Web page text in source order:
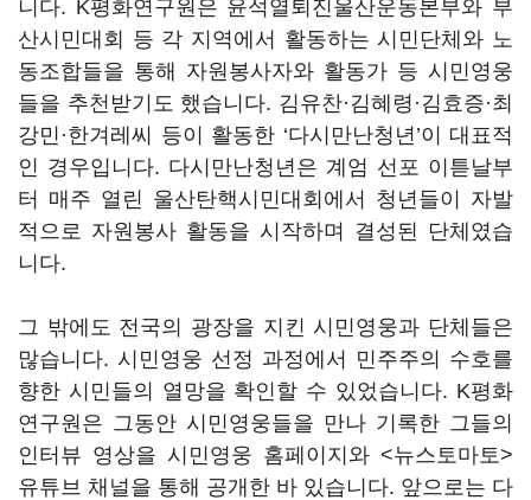
니다. K평화연구원은 윤석열퇴진울산운동본부와 부
산시민대회 등 각 지역에서 활동하는 시민단체와 노
동조합들을 통해 자원봉사자와 활동가 등 시민영웅
들을 추천받기도 했습니다. 김유찬·김혜령·김효증·최
강민·한겨레씨 등이 활동한 ‘다시만난청년’이 대표적
인 경우입니다. 다시만난청년은 계엄 선포 이튿날부
터 매주 열린 울산탄핵시민대회에서 청년들이 자발
적으로 자원봉사 활동을 시작하며 결성된 단체였습
니다.
그 밖에도 전국의 광장을 지킨 시민영웅과 단체들은
많습니다. 시민영웅 선정 과정에서 민주주의 수호를
향한 시민들의 열망을 확인할 수 있었습니다. K평화
연구원은 그동안 시민영웅들을 만나 기록한 그들의
인터뷰 영상을 시민영웅 홈페이지와 <뉴스토마토>
유튜브 채널을 통해 공개한 바 있습니다. 앞으로는 다